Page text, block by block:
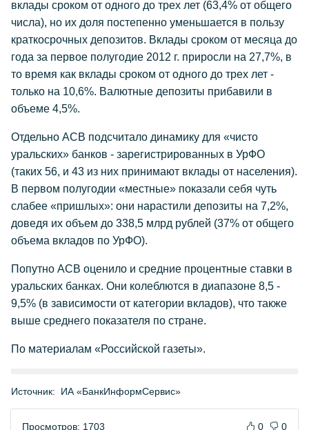
вклады сроком от одного до трех лет (63,4% от общего
числа), но их доля постепенно уменьшается в пользу
краткосрочных депозитов. Вклады сроком от месяца до
года за первое полугодие 2012 г. приросли на 27,7%, в
то время как вклады сроком от одного до трех лет -
только на 10,6%. Валютные депозиты прибавили в
объеме 4,5%.
Отдельно АСВ подсчитало динамику для «чисто
уральских» банков - зарегистрированных в УрФО
(таких 56, и 43 из них принимают вклады от населения).
В первом полугодии «местные» показали себя чуть
слабее «пришлых»: они нарастили депозиты на 7,2%,
доведя их объем до 338,5 млрд рублей (37% от общего
объема вкладов по УрФО).
Попутно АСВ оценило и средние процентные ставки в
уральских банках. Они колеблются в диапазоне 8,5 -
9,5% (в зависимости от категории вкладов), что также
выше среднего показателя по стране.
По материалам «Российской газеты».
Источник: ИА «БанкИнформСервис»
Просмотров: 1703 0 0